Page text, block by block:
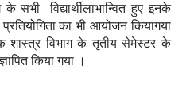
सभी विद्यार्थीलाभान्वित हुए इनके
प्रतियोगिता का भी आयोजन कियागया
शास्त्र विभाग के तृतीय सेमेस्टर के
किया गया ।